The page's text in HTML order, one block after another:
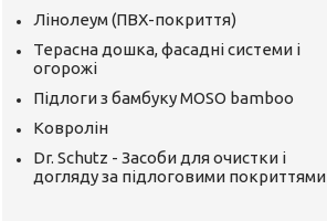
Лінолеум (ПВХ-покриття)
Терасна дошка, фасадні системи і
огорожі
Підлоги з бамбуку MOSO bamboo
Ковролін
Dr. Schutz - Засоби для очистки і
догляду за підлоговими покриттями